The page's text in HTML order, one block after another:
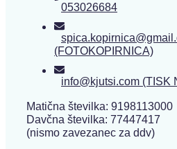
053026684
(FOTOKOPIRNICA)
info@kjutsi.com (TISK
Matična številka: 9198113000
Davčna številka: 77447417
(nismo zavezanec za ddv)